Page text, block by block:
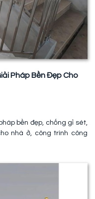
Pháp Bền Đẹp Cho
bền đẹp, chống gỉ sét,
nhà ở, công trình công